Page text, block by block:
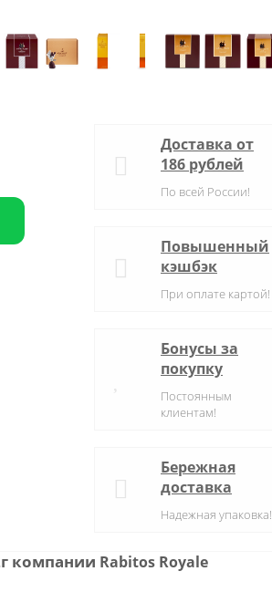
Доставка от
186 рублей
По всей России!
Повышенный
кэшбэк
При оплате картой!
Бонусы за
покупку
Постоянным
клиентам!
Бережная
доставка
Надежная упаковка!
компании Rabitos Royale